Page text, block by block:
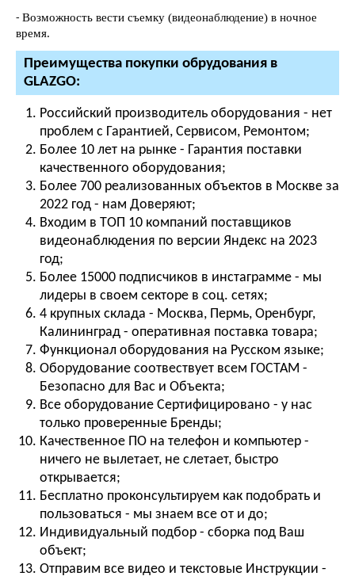
- Возможность вести съемку (видеонаблюдение) в ночное
время.
Преимущества покупки обрудования в
GLAZGO:
Российский производитель оборудования - нет
проблем с Гарантией, Сервисом, Ремонтом;
Более 10 лет на рынке - Гарантия поставки
качественного оборудования;
Более 700 реализованных объектов в Москве за
2022 год - нам Доверяют;
Входим в ТОП 10 компаний поставщиков
видеонаблюдения по версии Яндекс на 2023
год;
Более 15000 подписчиков в инстаграмме - мы
лидеры в своем секторе в соц. сетях;
4 крупных склада - Москва, Пермь, Оренбург,
Калининград - оперативная поставка товара;
Функционал оборудования на Русском языке;
Оборудование соотвествует всем ГОСТАМ -
Безопасно для Вас и Объекта;
Все оборудование Сертифицировано - у нас
только проверенные Бренды;
Качественное ПО на телефон и компьютер -
ничего не вылетает, не слетает, быстро
открывается;
Бесплатно проконсультируем как подобрать и
пользоваться - мы знаем все от и до;
Индивидуальный подбор - сборка под Ваш
объект;
Отправим все видео и текстовые Инструкции -